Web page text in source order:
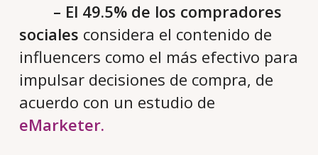
– El 49.5% de los compradores
sociales considera el contenido de
influencers como el más efectivo para
impulsar decisiones de compra, de
acuerdo con un estudio de
eMarketer.